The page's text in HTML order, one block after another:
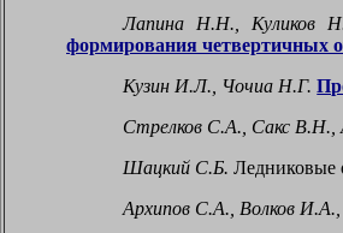
Лапина Н.Н., Куликов
формирования четвертичных
Кузин И.Л., Чочиа Н.Г.
Стрелков С.А., Сакс В.Н.,
Шацкий С.Б. Ледниковые
Архипов С.А., Волков